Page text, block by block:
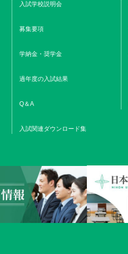
入試学校説明会
募集要項
学納金・奨学金
過年度の入試結果
Q＆A
入試関連ダウンロード集